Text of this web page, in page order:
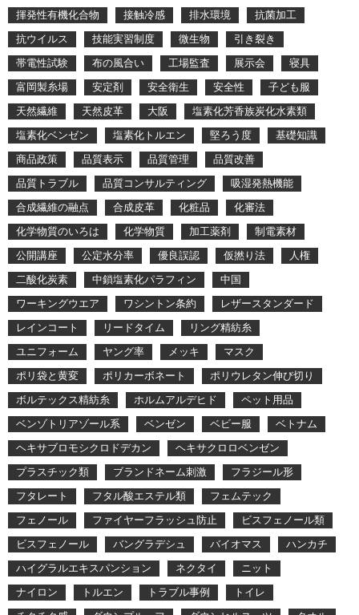
揮発性有機化合物
接触冷感 排水環境
抗菌加工
抗ウイルス
技能実習制度 微生物
引き裂き
帯電性試験
布の風合い 工場監査 展示会
寝具
富岡製糸場
安定剤 安全衛生 安全性
子ども服
天然繊維
天然皮革 大阪
塩素化芳香族炭化水素類
塩素化ベンゼン
塩素化トルエン 堅ろう度
基礎知識
商品政策
品質表示 品質管理
品質改善
品質トラブル
品質コンサルティング
吸湿発熱機能
合成繊維の融点
合成皮革 化粧品
化審法
化学物質のいろは
化学物質 加工薬剤
制電素材
公開講座
公定水分率 優良誤認 仮撚り法
人権
二酸化炭素
中鎖塩素化パラフィン
中国
ワーキングウエア
ワシントン条約
レザースタンダード
レインコート
リードタイム
リング精紡糸
ユニフォーム
ヤング率 メッキ
マスク
ポリ袋と黄変
ポリカーボネート
ポリウレタン伸び切り
ボルテックス精紡糸
ホルムアルデヒド
ペット用品
ベンゾトリアゾール系
ベンゼン ベビー服
ベトナム
ヘキサブロモシクロドデカン
ヘキサクロロベンゼン
プラスチック類
ブランドネーム刺激
フラジール形
フタレート
フタル酸エステル類
フェムテック
フェノール
ファイヤーフラッシュ防止
ビスフェノール類
ビスフェノール
バングラデシュ バイオマス
ハンカチ
ハイグラルエキスパンション
ネクタイ
ニット
ナイロン
トルエン トラブル事例
トイレ